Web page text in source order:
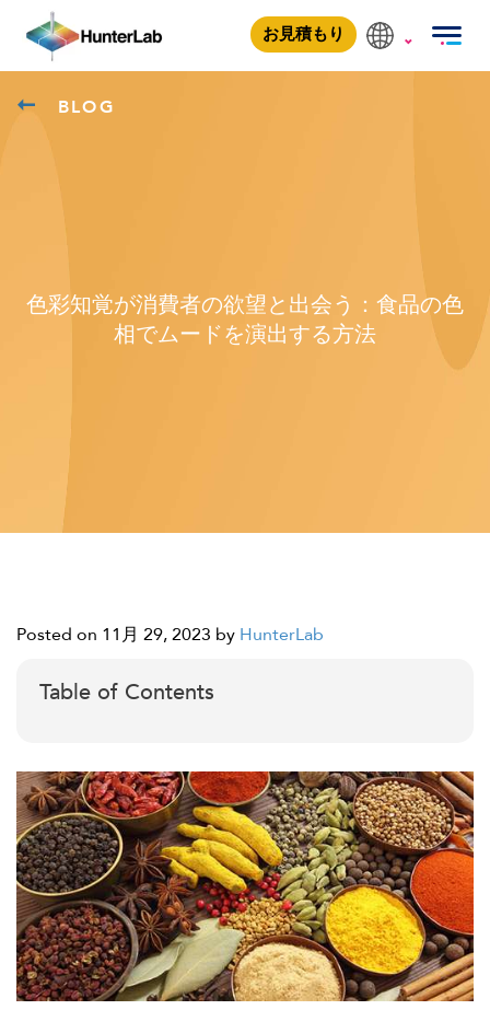
お見積もり
BLOG
色彩知覚が消費者の欲望と出会う：食品の色
相でムードを演出する方法
Posted on 11月 29, 2023 by HunterLab
Table of Contents